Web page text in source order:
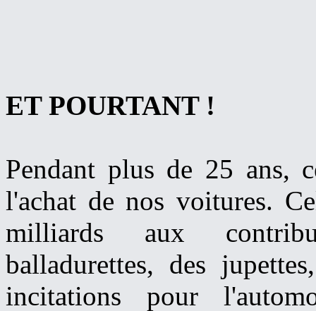
ET POURTANT !
Pendant plus de 25 ans,
l'achat de nos voitures.
milliards aux
balladurettes, des
incitations pour